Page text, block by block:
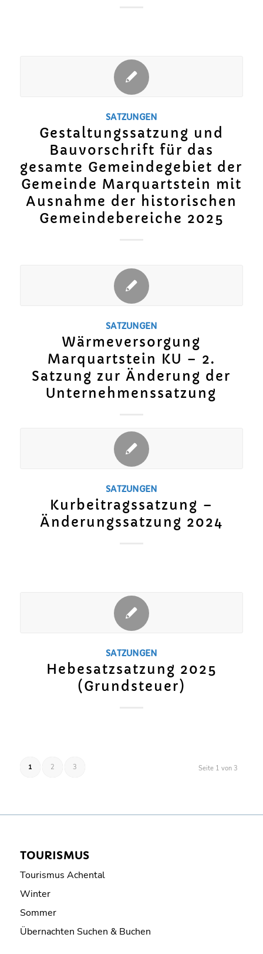
SATZUNGEN
Gestaltungssatzung und
Bauvorschrift für das
gesamte Gemeindegebiet der
Gemeinde Marquartstein mit
Ausnahme der historischen
Gemeindebereiche 2025
SATZUNGEN
Wärmeversorgung
Marquartstein KU – 2.
Satzung zur Änderung der
Unternehmenssatzung
SATZUNGEN
Kurbeitragssatzung –
Änderungssatzung 2024
SATZUNGEN
Hebesatzsatzung 2025
(Grundsteuer)
Seite 1 von 3
1 2 3
TOURISMUS
Tourismus Achental
Winter
Sommer
Übernachten Suchen & Buchen